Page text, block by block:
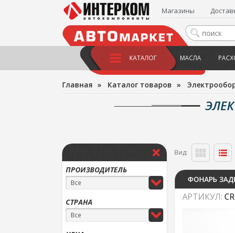
Магазины
КАТАЛОГ МАСЛА
Главная » Каталог товаров »
ПРОИЗВОДИТЕЛЬ
Все
СТРАНА
Все
Вид:
ФОНАРЬ
АРТИКУЛ: